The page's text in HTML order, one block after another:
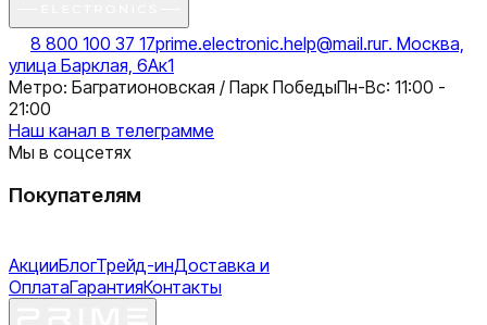
8 800 100 37 17prime.electronic.help@mail.ruг. Москва,
улица Барклая, 6Ак1
Метро: Багратионовская / Парк ПобедыПн-Вс: 11:00 -
21:00
Наш канал в телеграмме
Мы в соцсетях
Покупателям
АкцииБлогТрейд-инДоставка и
ОплатаГарантияКонтакты